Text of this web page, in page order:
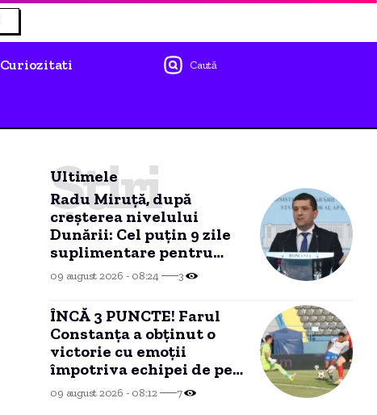
Curiozitati Caută
Ultimele
Știri
Radu Miruță, după
creșterea nivelului
Dunării: Cel puțin 9 zile
suplimentare pentru
Unitatea 2 de la
Cernavodă
09 august 2026 - 08:24 3
ÎNCĂ 3 PUNCTE! Farul
Constanța a obținut o
victorie cu emoții
împotriva echipei de pe
ultimul loc
09 august 2026 - 08:12 7